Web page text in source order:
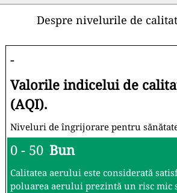
Despre nivelurile de
-
Valorile indicelui de
(AQI).
Niveluri de îngrijorare pentru
0 - 50 Bun
Calitatea aerului este considerată
poluarea aerului prezintă un risc mic